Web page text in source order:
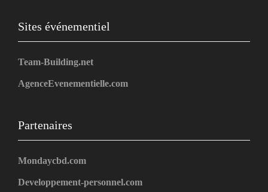
Sites événementiel
Team-Building.net
AgenceEvenementielle.com
Partenaires
Mondaycbd.com
Developpement-personnel.com